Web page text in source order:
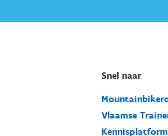
Snel naar
Vlaamse
Kennisplatform